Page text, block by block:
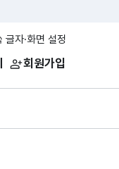
글자·화면 설정
회원가입